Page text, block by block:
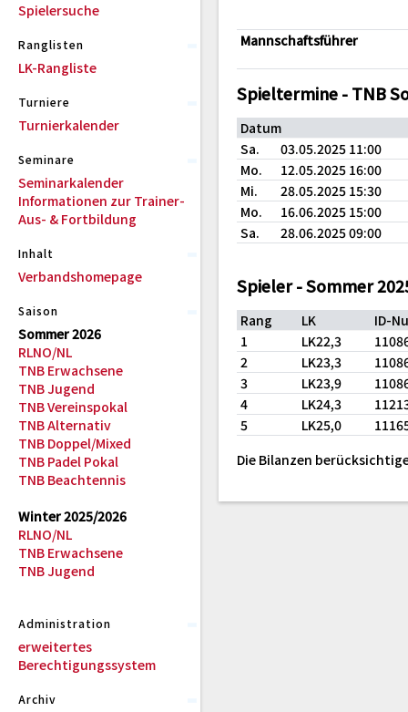
Spielersuche
Ranglisten
LK-Rangliste
Turniere
Turnierkalender
Seminare
Seminarkalender
Informationen zur Trainer-
Aus- & Fortbildung
Inhalt
Verbandshomepage
Saison
Sommer 2026
RLNO/NL
TNB Erwachsene
TNB Jugend
TNB Vereinspokal
TNB Alternativ
TNB Doppel/Mixed
TNB Padel Pokal
TNB Beachtennis
Winter 2025/2026
RLNO/NL
TNB Erwachsene
TNB Jugend
Administration
erweitertes
Berechtigungssystem
Archiv
Mannschaftsführer
Spieltermine - TNB
Datum
Sa.
03.05.2025 11:00
Mo.
12.05.2025 16:00
Mi.
28.05.2025 15:30
Mo.
16.06.2025 15:00
Sa.
28.06.2025 09:00
Spieler - Sommer
Rang LK
ID-
1
LK22,3
2
LK23,3
3
LK23,9
4
LK24,3
5
LK25,0
Die Bilanzen